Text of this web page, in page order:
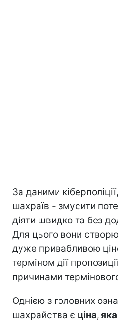
За даними
шахраїв - змусити
діяти швидко та без
Для цього вони
дуже привабливою
терміном дії
причинами
Однією з головних
шахрайства є ціна,